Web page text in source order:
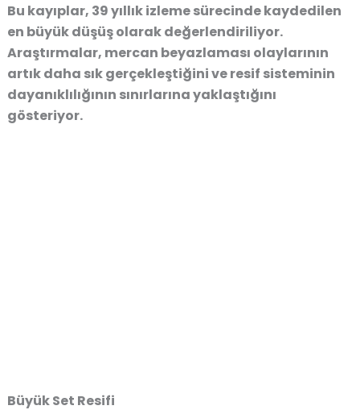
Bu kayıplar, 39 yıllık izleme sürecinde kaydedilen
en büyük düşüş olarak değerlendiriliyor.
Araştırmalar, mercan beyazlaması olaylarının
artık daha sık gerçekleştiğini ve resif sisteminin
dayanıklılığının sınırlarına yaklaştığını
gösteriyor.
Büyük Set Resifi